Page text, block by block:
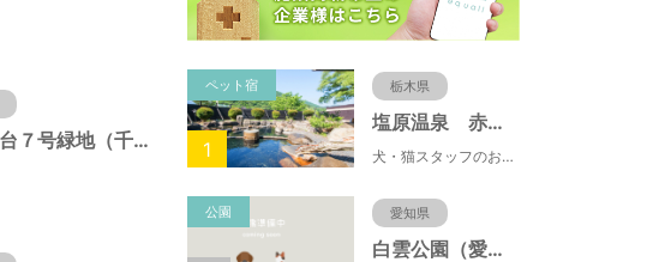
江戸川台７号緑地（千葉県流山市）
ペット宿 栃木県
塩原温泉 赤沢温泉旅館
犬・猫スタッフのおもてニャしが魅力のひとつ♪大自然に囲まれた隠れ家的宿で癒やしの休日を。
1
公園 愛知県
白雲公園（愛知県名古屋市）